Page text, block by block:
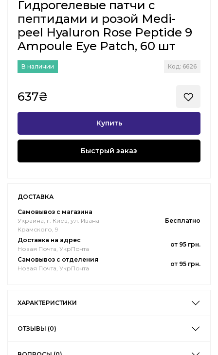
Гидрогелевые патчи с
пептидами и розой Medi-
peel Hyaluron Rose Peptide 9
Ampoule Eye Patch, 60 шт
В наличии Код: 6626
637₴
Купить
Быстрый заказ
ДОСТАВКА
Самовывоз с магазина
Украина, г. Киев, ул. Ивана
Крамского, 9
Бесплатно
Доставка на адрес
Новая Почта, УкрПочта
от 95 грн.
Самовывоз с отделения
Новая Почта, УкрПочта
от 95 грн.
ХАРАКТЕРИСТИКИ
ОТЗЫВЫ (0)